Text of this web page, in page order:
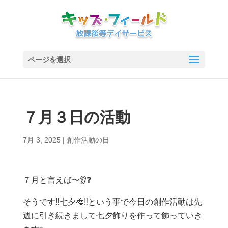
ページを選択
７月３日の活動
7月 3, 2025 | 創作活動の日
７月と言えば〜👂❓
そうです‼️七夕🎋‼️という事で今日の創作活動は先
週に引き続きまして七夕飾りを作って飾っていき